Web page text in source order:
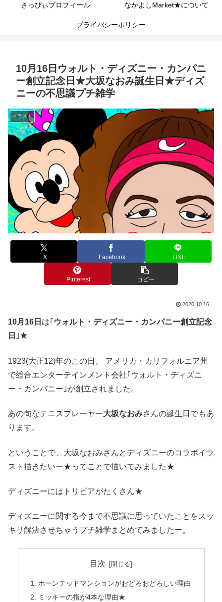
さっぴぃプロフィール なかよしMarket★について
プライバシーポリシー
10月16日ウォルト・ディズニー・カンパニ
ー創立記念日★大坂なおみ誕生日★ディズ
ニーの不思議プチ雑学
イラスト
X Facebook LINE
Pinterest コピー
2020.10.16
10月16日 は｢ ウォルト・ディズニー・カンパニー創立記念
日 ｣★
1923(大正12)年のこの日、 アメリカ・カリフォルニア州
で総合エンターテインメント会社｢ウォルト・ディズニ
ー・カンパニー｣が創立されました。
あの旬なテニスプレーヤー大坂なおみさんの誕生日でもあ
ります。
ということで、大坂なおみさんとディズニーのコラボイラ
スト描きたいー★ってことで描いてみました★
ディズニーにはトリビアがたくさん★
ディズニーに関する今まで不思議に思っていたことをスッ
キリ解決させちゃうプチ雑学まとめてみましたー。
目次
ホーンテッドマンションがおどろおどろしい理由
ミッキーの指が4本な理由★